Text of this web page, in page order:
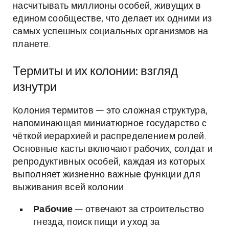
насчитывать миллионы особей, живущих в
едином сообществе, что делает их одними из
самых успешных социальных организмов на
планете.
Термиты и их колонии: взгляд
изнутри
Колония термитов — это сложная структура,
напоминающая миниатюрное государство с
чёткой иерархией и распределением ролей.
Основные касты включают рабочих, солдат и
репродуктивных особей, каждая из которых
выполняет жизненно важные функции для
выживания всей колонии.
Рабочие — отвечают за строительство
гнезда, поиск пищи и уход за